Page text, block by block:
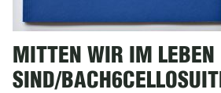
MITTEN WIR IM LEBEN
SIND/